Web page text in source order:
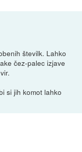
številk. Lahko
čez-palec izjave
si jih komot lahko